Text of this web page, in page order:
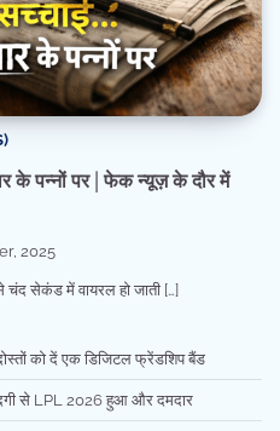
के पन्नों पर | फेक न्यूज़ के दौर में
2025
चंद सेकंड में वायरल हो जाती […]
को दें एक डिजिटल फ्रेंडशिप बैंड
से LPL 2026 हुआ और दमदार